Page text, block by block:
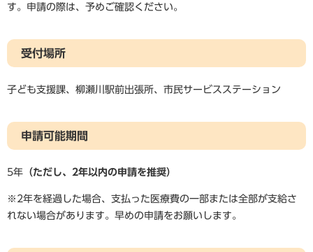
す。申請の際は、予めご確認ください。
受付場所
子ども支援課、柳瀬川駅前出張所、市民サービスステーション
申請可能期間
5年 （ただし、2年以内の申請を推奨）
※2年を経過した場合、支払った医療費の一部または全部が支給さ
れない場合があります。早めの申請をお願いします。